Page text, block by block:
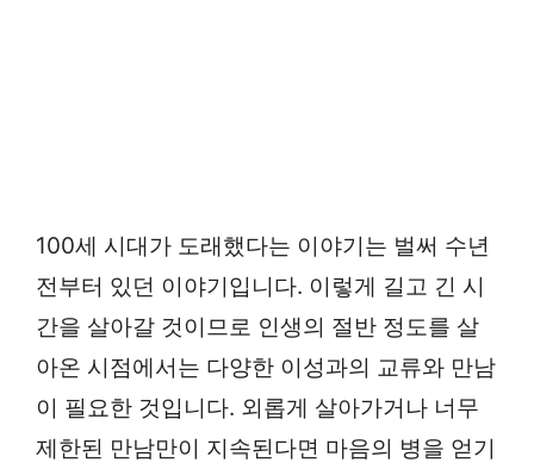
100세 시대가 도래했다는 이야기는 벌써 수년
전부터 있던 이야기입니다. 이렇게 길고 긴 시
간을 살아갈 것이므로 인생의 절반 정도를 살
아온 시점에서는 다양한 이성과의 교류와 만남
이 필요한 것입니다. 외롭게 살아가거나 너무
제한된 만남만이 지속된다면 마음의 병을 얻기